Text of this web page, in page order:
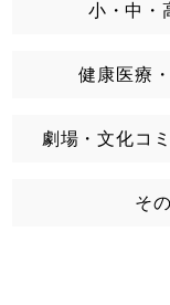
小・中・
健康医療
劇場・文化コ
そ